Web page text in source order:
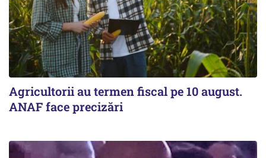
Agricultorii au termen fiscal pe 10 august.
ANAF face precizări